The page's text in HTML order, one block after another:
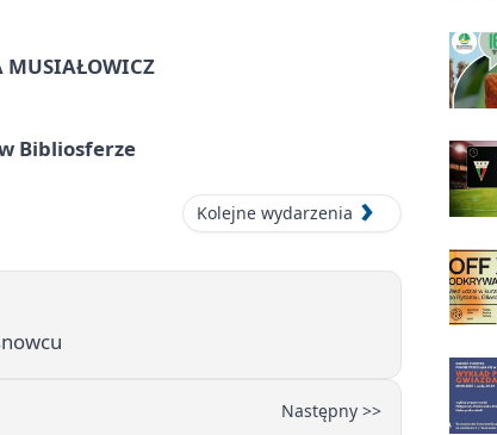
MUSIAŁOWICZ
Bibliosferze
Kolejne wydarzenia
Następny >>